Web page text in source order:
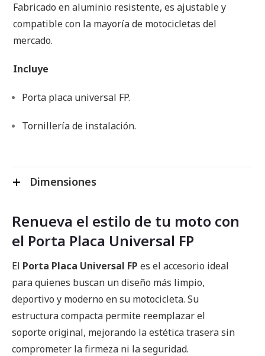
Fabricado en aluminio resistente, es ajustable y
compatible con la mayoría de motocicletas del
mercado.
Incluye
Porta placa universal FP.
Tornillería de instalación.
Dimensiones
Renueva el estilo de tu moto con
el Porta Placa Universal FP
El Porta Placa Universal FP es el accesorio ideal
para quienes buscan un diseño más limpio,
deportivo y moderno en su motocicleta. Su
estructura compacta permite reemplazar el
soporte original, mejorando la estética trasera sin
comprometer la firmeza ni la seguridad.